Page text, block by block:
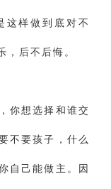
这样做到底对不
，后不后悔。
你想选择和谁交
不要孩子，什么
自己能做主。因